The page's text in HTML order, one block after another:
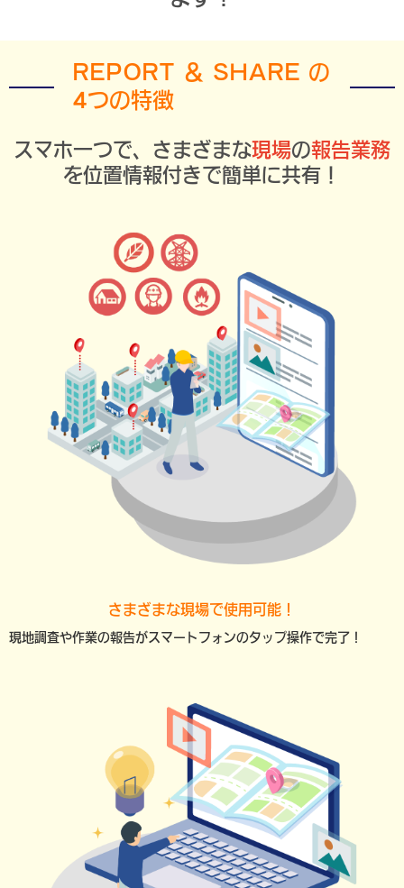
REPORT ＆ SHARE の
4つの特徴
スマホ一つで、さまざまな現場の報告業務
を位置情報付きで簡単に共有！
さまざまな現場で使用可能！
現地調査や作業の報告がスマートフォンのタップ操作で完了！